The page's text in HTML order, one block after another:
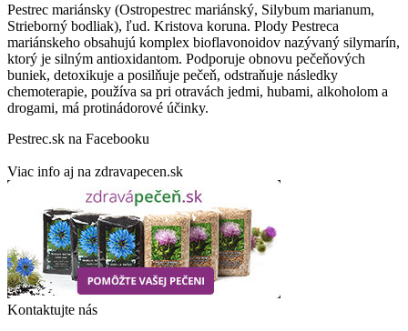
Pestrec mariánsky (Ostropestrec mariánský, Silybum marianum,
Strieborný bodliak), ľud. Kristova koruna. Plody Pestreca
mariánskeho obsahujú komplex bioflavonoidov nazývaný silymarín,
ktorý je silným antioxidantom. Podporuje obnovu pečeňových
buniek, detoxikuje a posilňuje pečeň, odstraňuje následky
chemoterapie, používa sa pri otravách jedmi, hubami, alkoholom a
drogami, má protinádorové účinky.
Pestrec.sk na Facebooku
Viac info aj na zdravapecen.sk
Kontaktujte nás